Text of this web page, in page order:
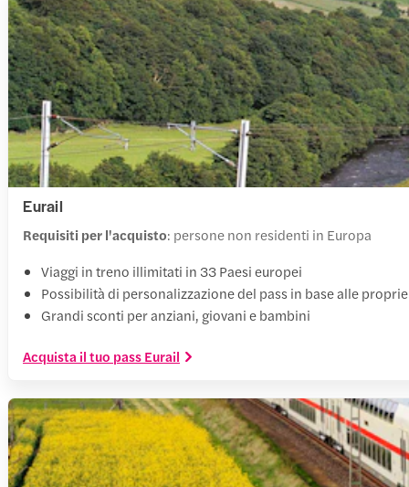
Eurail
Requisiti per l'acquisto: persone non residenti in Europa
Viaggi in treno illimitati in 33 Paesi europei
Possibilità di personalizzazione del pass in base alle
Grandi sconti per anziani, giovani e bambini
Acquista il tuo pass Eurail